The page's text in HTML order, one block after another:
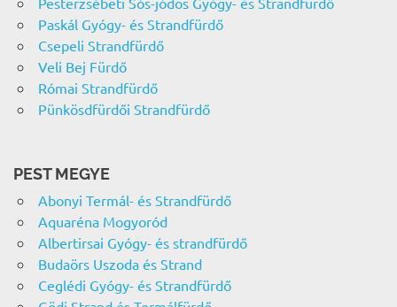
Paskál Gyógy- és Strandfürdő
Csepeli Strandfürdő
Veli Bej Fürdő
Római Strandfürdő
Pünkösdfürdői Strandfürdő
PEST MEGYE
Abonyi Termál- és Strandfürdő
Aquaréna Mogyoród
Albertirsai Gyógy- és strandfürdő
Budaörs Uszoda és Strand
Ceglédi Gyógy- és Strandfürdő